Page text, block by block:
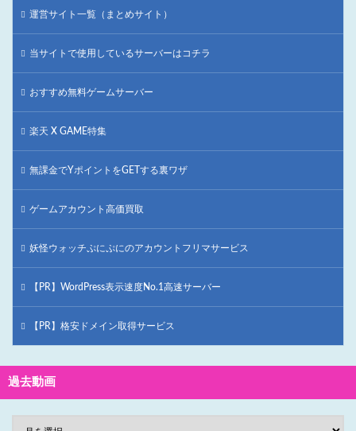
運営サイト一覧（まとめサイト）
当サイトで使用しているサーバーはコチラ
おすすめ無料ゲームサーバー
楽天 X GAME特集
無課金でYポイントをGETする裏ワザ
ゲームアカウント高価買取
妖怪ウォッチぷにぷにのアカウントフリマサービス
【PR】WordPress表示速度No.1高速サーバー
【PR】格安ドメイン取得サービス
過去動画